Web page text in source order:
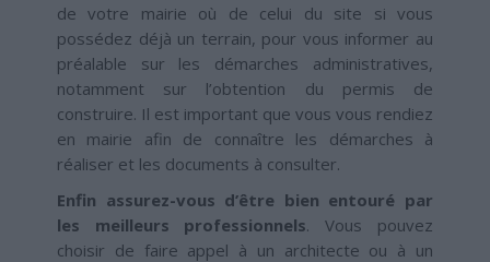
de votre mairie où de celui du site si vous
possédez déjà un terrain, pour vous informer au
préalable sur les démarches administratives,
notamment sur l’obtention du permis de
construire. Il est important que vous vous rendiez
en mairie afin de connaître les démarches à
réaliser et les documents à consulter.
Enfin assurez-vous d’être bien entouré par
les meilleurs professionnels. Vous pouvez
choisir de faire appel à un architecte ou à un